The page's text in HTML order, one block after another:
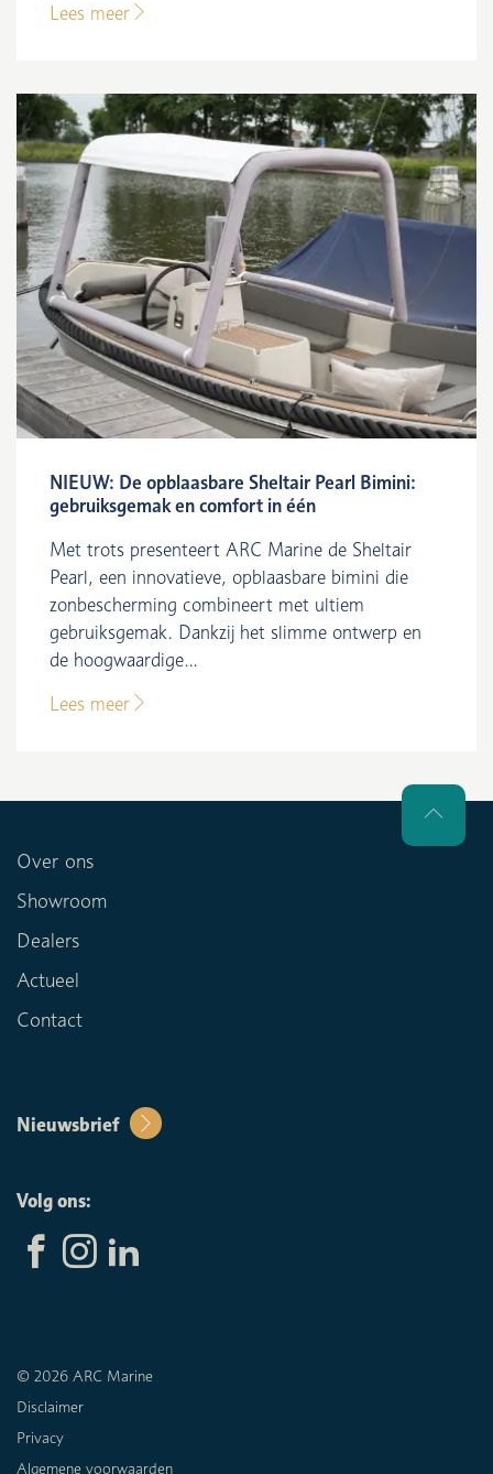
Lees meer
NIEUW: De opblaasbare Sheltair Pearl Bimini:
gebruiksgemak en comfort in één
Met trots presenteert ARC Marine de Sheltair
Pearl, een innovatieve, opblaasbare bimini die
zonbescherming combineert met ultiem
gebruiksgemak. Dankzij het slimme ontwerp en
de hoogwaardige...
Lees meer
Over ons
Showroom
Dealers
Actueel
Contact
Nieuwsbrief
Volg ons:
© 2026 ARC Marine
Disclaimer
Privacy
Algemene voorwaarden